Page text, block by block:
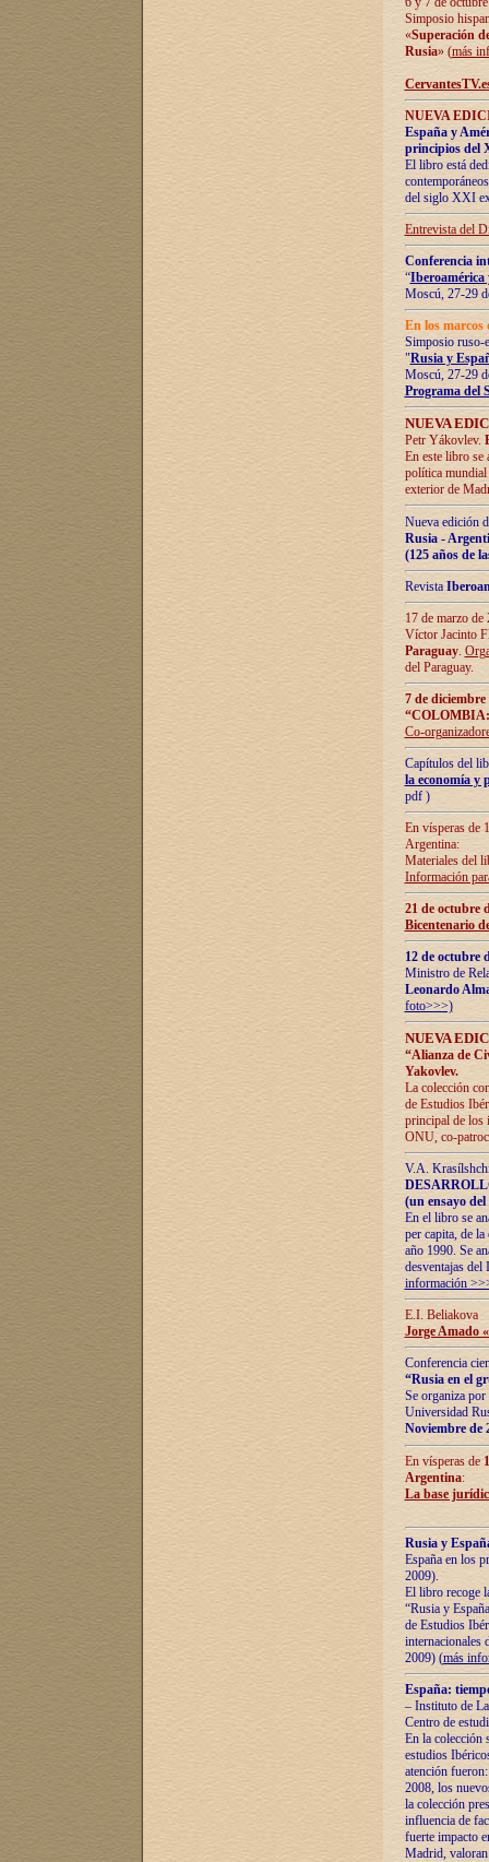
Simposio
«Superación
Rusia» (más
NUEVA
España y
principios del
El libro está
del siglo XXI
Entrevista del
Conferencia
“Iberoamérica
Moscú, 27-29
En los marcos
Simposio ruso-
"Rusia y
Moscú, 27-29
Programa del
NUEVA
Petr Yákovlev.
En este libro se
política mundial
exterior de
Nueva edición
Rusia -
(125 años de
Revista
17 de marzo
Víctor Jacinto
Paraguay.
del Paraguay.
7 de
Co-
Capítulos del
la economía y
pdf )
En vísperas de
Argentina:
Materiales del
Información
21 de octubre
Bicentenario
12 de octubre
Ministro de
Leonardo
foto>>>)
NUEVA
“Alianza de
Yakovlev.
La colección
de Estudios
principal de los
ONU, co-
V.A.
(un ensayo
En el libro se
per capita, de
año 1990. Se
desventajas
información
E.I. Beliakova
Jorge Amado
Conferencia
“Rusia en el
Se organiza
Universidad
Noviembre de
En vísperas de
Argentina:
La base
Rusia y
España en los
2009).
El libro recoge
“Rusia y
de Estudios
internacionales
2009) (más
España:
– Instituto de
Centro de
En la colección
estudios
atención
2008, los
la colección
influencia de
fuerte impacto
Madrid,